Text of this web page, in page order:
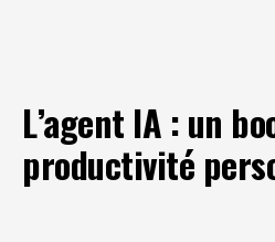
L’agent IA : un
productivité